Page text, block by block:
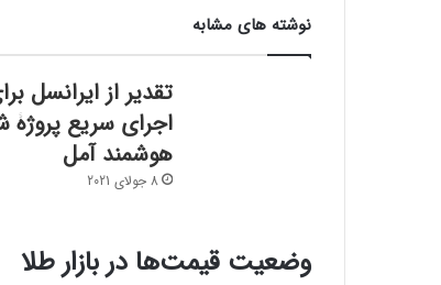
نوشته های مشابه
تقدیر از ایرانسل
اجرای سریع پروژۀ
هوشمند آمل
8 جولای 2021
وضعیت قیمت‌ها در بازار طلا